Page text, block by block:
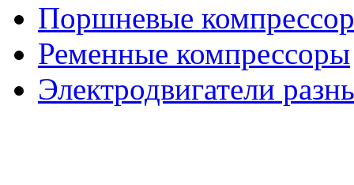
Поршневые
Ременные компрессоры
Электродвигатели